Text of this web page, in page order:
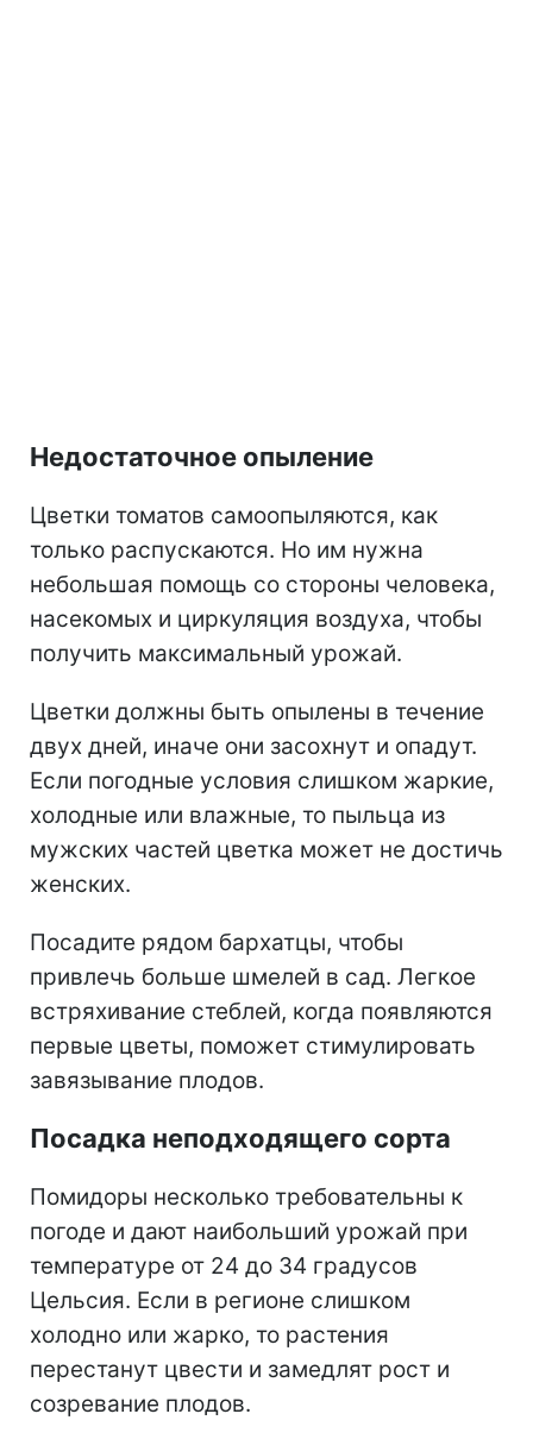
Недостаточное опыление
Цветки томатов самоопыляются, как
только распускаются. Но им нужна
небольшая помощь со стороны человека,
насекомых и циркуляция воздуха, чтобы
получить максимальный урожай.
Цветки должны быть опылены в течение
двух дней, иначе они засохнут и опадут.
Если погодные условия слишком жаркие,
холодные или влажные, то пыльца из
мужских частей цветка может не достичь
женских.
Посадите рядом бархатцы, чтобы
привлечь больше шмелей в сад. Легкое
встряхивание стеблей, когда появляются
первые цветы, поможет стимулировать
завязывание плодов.
Посадка неподходящего сорта
Помидоры несколько требовательны к
погоде и дают наибольший урожай при
температуре от 24 до 34 градусов
Цельсия. Если в регионе слишком
холодно или жарко, то растения
перестанут цвести и замедлят рост и
созревание плодов.